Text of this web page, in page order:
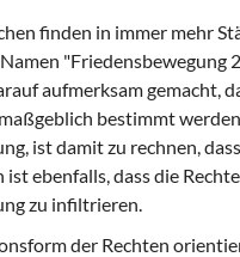
finden in immer mehr
"Friedensbewegung
aufmerksam gemacht,
bestimmt
ist damit zu rechnen,
ebenfalls, dass die
zu infiltrieren.
der Rechten